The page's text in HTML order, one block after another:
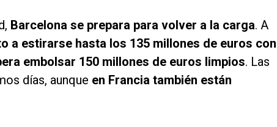
Barcelona se prepara para volver a la carga. A
a estirarse hasta los 135 millones de euros con
embolsar 150 millones de euros limpios. Las
días, aunque en Francia también están